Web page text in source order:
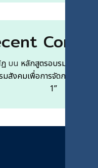
บน หลักสูตรอบรมระยะสั้นแ
สังคมเพื่อการจัดการอุตสาห
1”